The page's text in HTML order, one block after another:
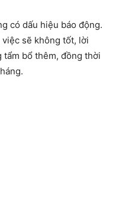
có dấu hiệu báo động.
sẽ không tốt, lời
tẩm bổ thêm, đồng thời